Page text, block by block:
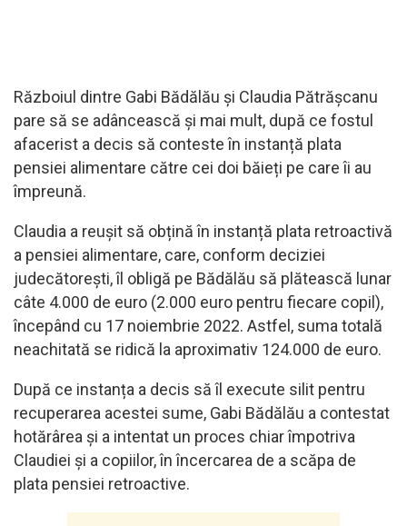
Războiul dintre Gabi Bădălău și Claudia Pătrășcanu
pare să se adâncească și mai mult, după ce fostul
afacerist a decis să conteste în instanță plata
pensiei alimentare către cei doi băieți pe care îi au
împreună.
Claudia a reușit să obțină în instanță plata retroactivă
a pensiei alimentare, care, conform deciziei
judecătorești, îl obligă pe Bădălău să plătească lunar
câte 4.000 de euro (2.000 euro pentru fiecare copil),
începând cu 17 noiembrie 2022. Astfel, suma totală
neachitată se ridică la aproximativ 124.000 de euro.
După ce instanța a decis să îl execute silit pentru
recuperarea acestei sume, Gabi Bădălău a contestat
hotărârea și a intentat un proces chiar împotriva
Claudiei și a copiilor, în încercarea de a scăpa de
plata pensiei retroactive.